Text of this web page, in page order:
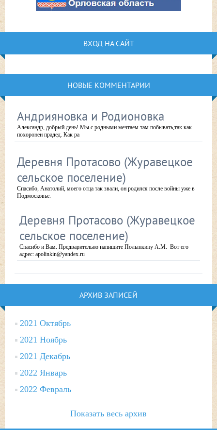
ВХОД НА САЙТ
НОВЫЕ КОММЕНТАРИИ
Андрияновка и Родионовка
Александр, добрый день! Мы с родными мечтаем там побывать,так как
похоронен прадед. Как ра
Деревня Протасово (Журавецкое
сельское поселение)
Спасибо, Анатолий, моего отца так звали, он родился после войны уже в
Подмосковье.
Деревня Протасово (Журавецкое
сельское поселение)
Спасибо и Вам. Предварительно напишите Полынкину А.М. Вот его
адрес: apolinkin@yandex.ru
АРХИВ ЗАПИСЕЙ
2021 Октябрь
2021 Ноябрь
2021 Декабрь
2022 Январь
2022 Февраль
Показать весь архив